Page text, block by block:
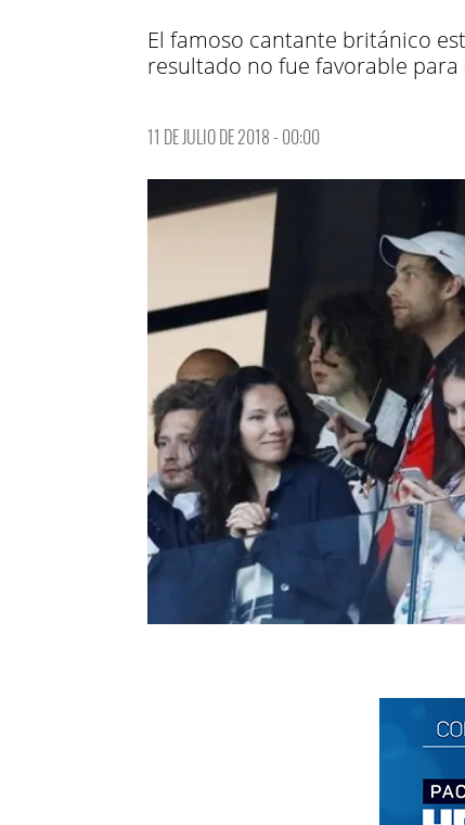
El famoso cantante británico
resultado no fue favorable
11 DE JULIO DE 2018 - 00:00